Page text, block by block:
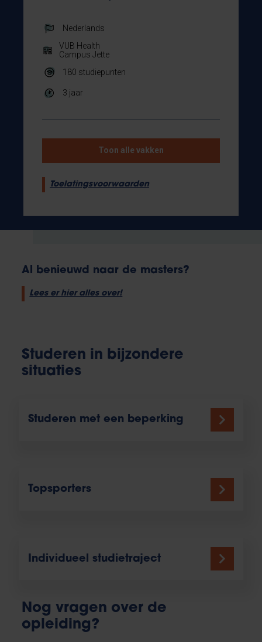
Nederlands
VUB Health
Campus Jette
180 studiepunten
3 jaar
Toon alle vakken
Toelatingsvoorwaarden
Al benieuwd naar de masters?
Lees er hier alles over!
Studeren in bijzondere
situaties
Studeren met een beperking
Topsporters
Individueel studietraject
Nog vragen over de
opleiding?